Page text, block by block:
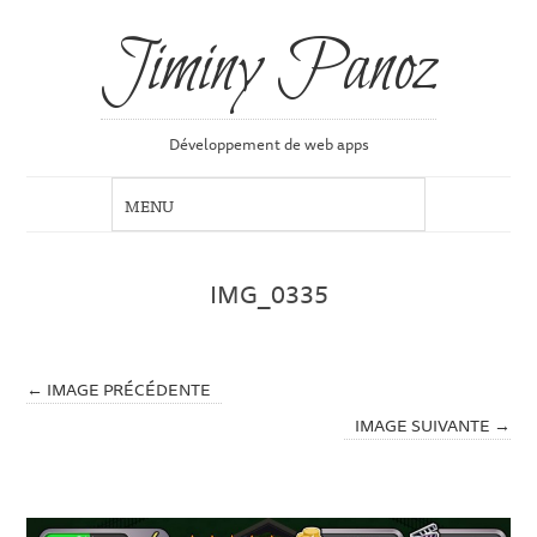
Jiminy Panoz
Développement de web apps
IMG_0335
← IMAGE PRÉCÉDENTE
IMAGE SUIVANTE →